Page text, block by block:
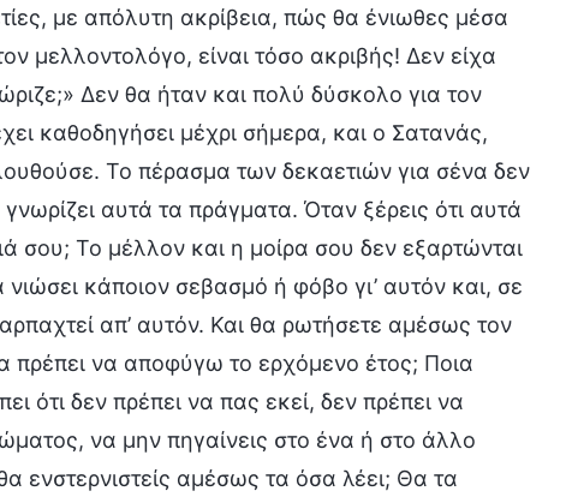
με απόλυτη ακρίβεια, πώς θα ένιωθες μέσα
μελλοντολόγο, είναι τόσο ακριβής! Δεν είχα
Δεν θα ήταν και πολύ δύσκολο για τον
καθοδηγήσει μέχρι σήμερα, και ο Σατανάς,
Το πέρασμα των δεκαετιών για σένα δεν
αυτά τα πράγματα. Όταν ξέρεις ότι αυτά
σου; Το μέλλον και η μοίρα σου δεν εξαρτώνται
κάποιον σεβασμό ή φόβο γι’ αυτόν και, σε
απ’ αυτόν. Και θα ρωτήσετε αμέσως τον
πρέπει να αποφύγω το ερχόμενο έτος; Ποια
ότι δεν πρέπει να πας εκεί, δεν πρέπει να
να μην πηγαίνεις στο ένα ή στο άλλο
ενστερνιστείς αμέσως τα όσα λέει; Θα τα